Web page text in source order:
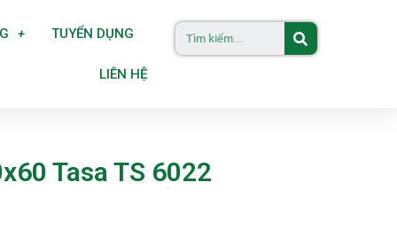
TUYỂN DỤNG
LIÊN HỆ
Tasa TS 6022